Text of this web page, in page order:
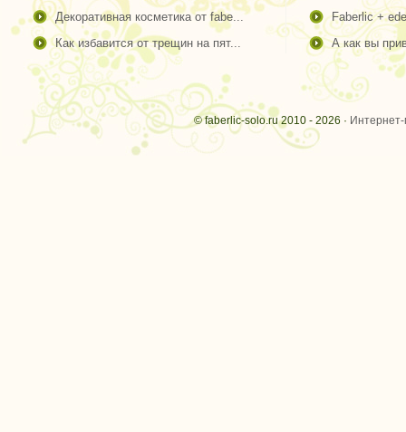
декоративная косметика от fabe...
как избавится от трещин на пят...
faberlic +
а как вы
© faberlic-solo.ru 2010 - 2026 ·